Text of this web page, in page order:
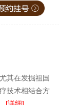
其在发掘祖国
技术相结合方